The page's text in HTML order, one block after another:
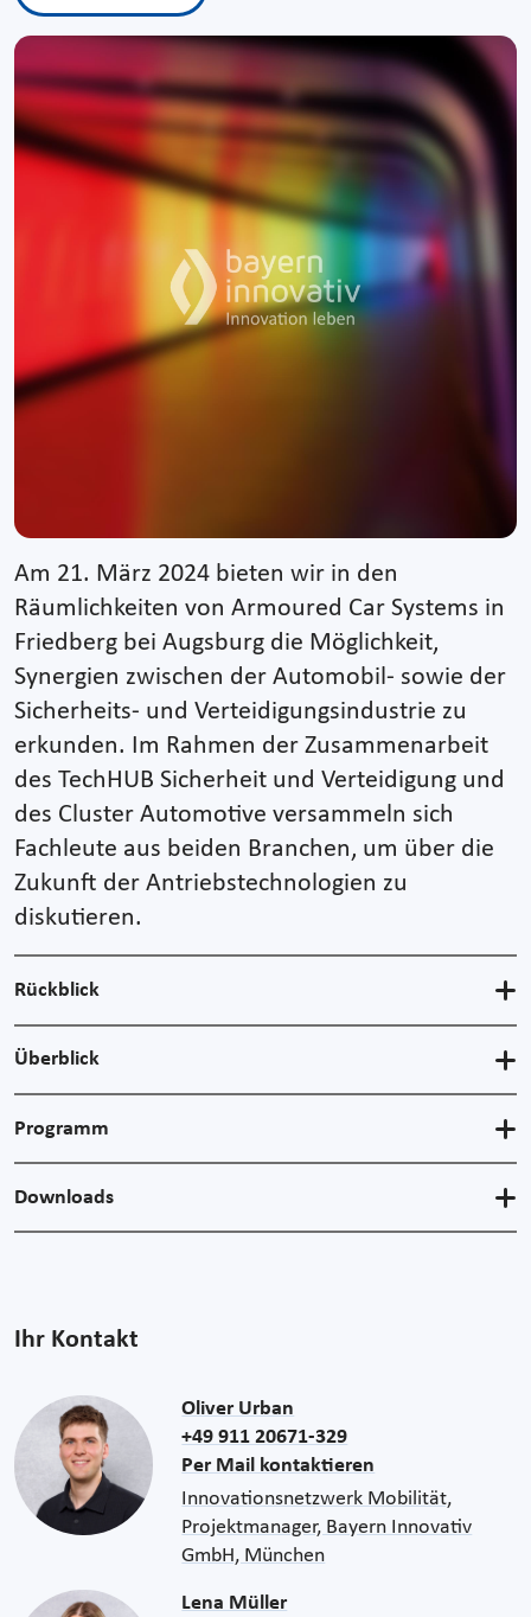
Am 21. März 2024 bieten wir in den
Räumlichkeiten von Armoured Car Systems in
Friedberg bei Augsburg die Möglichkeit,
Synergien zwischen der Automobil- sowie der
Sicherheits- und Verteidigungsindustrie zu
erkunden. Im Rahmen der Zusammenarbeit
des TechHUB Sicherheit und Verteidigung und
des Cluster Automotive versammeln sich
Fachleute aus beiden Branchen, um über die
Zukunft der Antriebstechnologien zu
diskutieren.
Rückblick
Überblick
Programm
Downloads
Ihr Kontakt
Oliver Urban
+49 911 20671-329
Per Mail kontaktieren
Innovationsnetzwerk Mobilität,
Projektmanager, Bayern Innovativ
GmbH, München
Lena Müller